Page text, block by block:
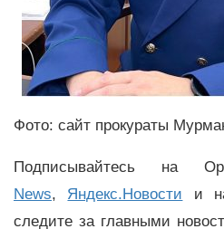
Фото: сайт прокураты
Подписывайтесь на
News, Яндекс.Новости и
следите за главными